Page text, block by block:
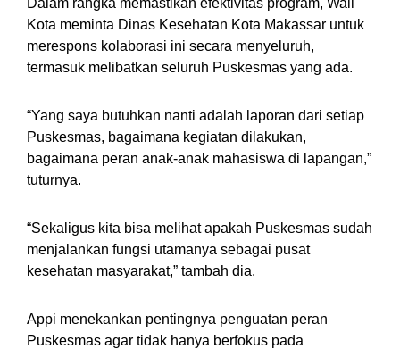
Kota meminta Dinas Kesehatan Kota Makassar untuk
merespons kolaborasi ini secara menyeluruh,
termasuk melibatkan seluruh Puskesmas yang ada.
“Yang saya butuhkan nanti adalah laporan dari setiap
Puskesmas, bagaimana kegiatan dilakukan,
bagaimana peran anak-anak mahasiswa di lapangan,”
tuturnya.
“Sekaligus kita bisa melihat apakah Puskesmas sudah
menjalankan fungsi utamanya sebagai pusat
kesehatan masyarakat,” tambah dia.
Appi menekankan pentingnya penguatan peran
Puskesmas agar tidak hanya berfokus pada